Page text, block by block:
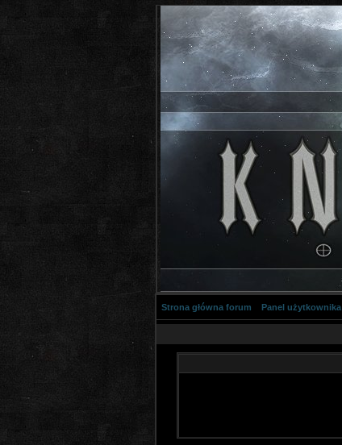
Strona główna forum Panel użytkownika